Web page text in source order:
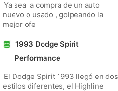
Ya sea la compra de un auto
nuevo o usado , golpeando la
mejor ofe
1993 Dodge Spirit
Performance
El Dodge Spirit 1993 llegó en dos
estilos diferentes, el Highline